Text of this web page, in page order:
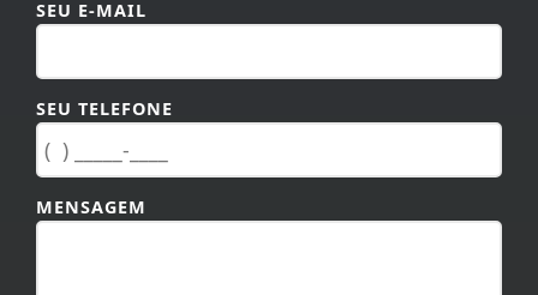
SEU E-MAIL
SEU TELEFONE
MENSAGEM